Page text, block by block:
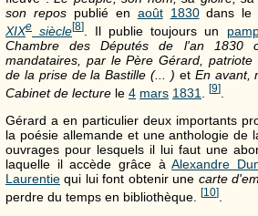
son repospublié en août 1830dans
XIXe siècle[8] . Il publie toujours un
Chambre des Députés de l'an 1830
mandataires, par le Père Gérard,
de la prise de la Bastille (... ) et En avant,
Cabinet de lecture le 4 mars 1831 [9]
Gérard a en particulier deux importants
la poésie allemande et une anthologie de
ouvrages pour lesquels il lui faut une
laquelle il accède grâce àAlexandre
Laurentie qui lui font obtenir une carte
perdre du temps en bibliothèque.
[10]